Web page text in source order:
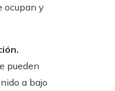
ocupan y
pueden
a bajo